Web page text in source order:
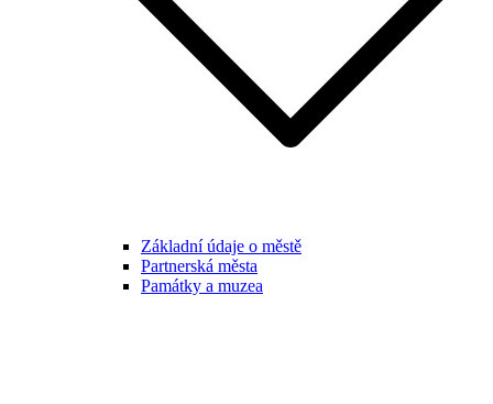
Základní údaje o městě
Partnerská města
Památky a muzea